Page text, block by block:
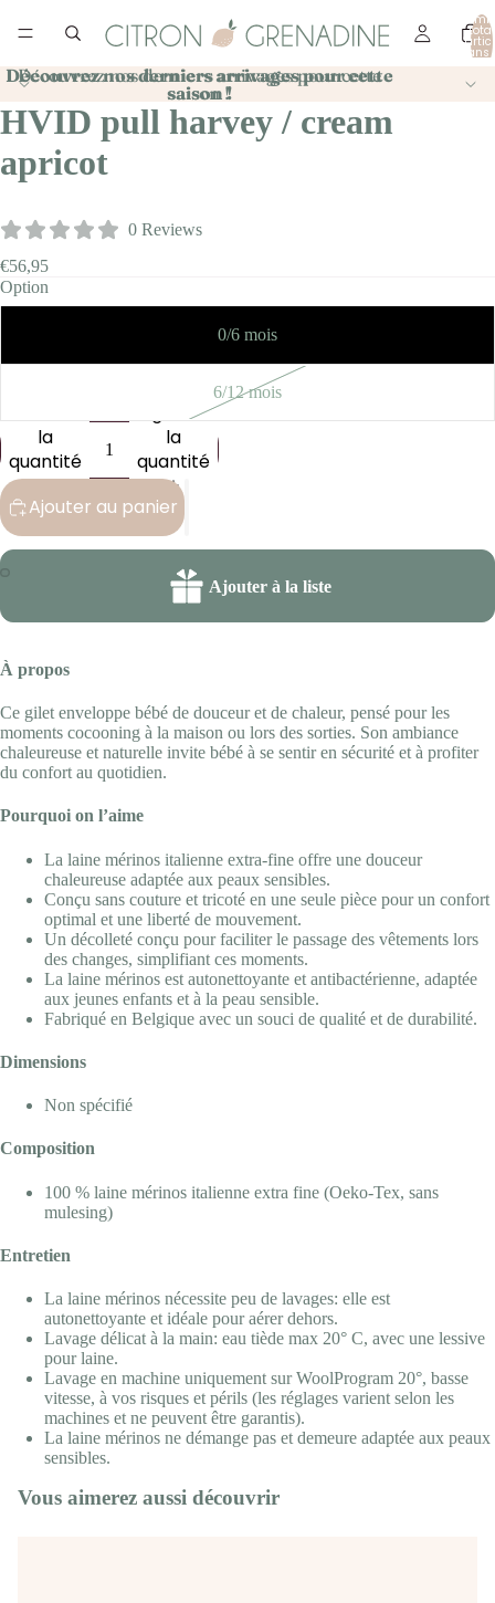
total
dans
Découvrez nos derniers arrivages pour cette
saison !
Découvrez nos derniers arrivages pour cette
saison !
Ouvrir
en
plein
écran
Ouvrir
en
plein
écran
HVID pull harvey / cream
apricot
0 Reviews
€56,95
Option
0/6 mois
6/12 mois
la
quantité
Augmenter
la
quantité
Ajouter au panier
À propos
Ce gilet enveloppe bébé de douceur et de chaleur, pensé pour les
moments cocooning à la maison ou lors des sorties. Son ambiance
chaleureuse et naturelle invite bébé à se sentir en sécurité et à profiter
du confort au quotidien.
Pourquoi on l’aime
La laine mérinos italienne extra-fine offre une douceur
chaleureuse adaptée aux peaux sensibles.
Conçu sans couture et tricoté en une seule pièce pour un confort
optimal et une liberté de mouvement.
Un décolleté conçu pour faciliter le passage des vêtements lors
des changes, simplifiant ces moments.
La laine mérinos est autonettoyante et antibactérienne, adaptée
aux jeunes enfants et à la peau sensible.
Fabriqué en Belgique avec un souci de qualité et de durabilité.
Dimensions
Non spécifié
Composition
100 % laine mérinos italienne extra fine (Oeko-Tex, sans
mulesing)
Entretien
La laine mérinos nécessite peu de lavages: elle est
autonettoyante et idéale pour aérer dehors.
Lavage délicat à la main: eau tiède max 20° C, avec une lessive
pour laine.
Lavage en machine uniquement sur WoolProgram 20°, basse
vitesse, à vos risques et périls (les réglages varient selon les
machines et ne peuvent être garantis).
La laine mérinos ne démange pas et demeure adaptée aux peaux
sensibles.
Vous aimerez aussi découvrir